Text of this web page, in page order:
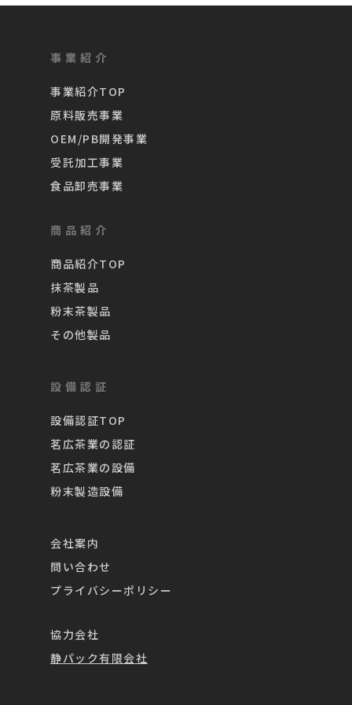
事業紹介
事業紹介TOP
原料販売事業
OEM/PB開発事業
受託加工事業
食品卸売事業
商品紹介
商品紹介TOP
抹茶製品
粉末茶製品
その他製品
設備認証
設備認証TOP
茗広茶業の認証
茗広茶業の設備
粉末製造設備
会社案内
問い合わせ
プライバシーポリシー
協力会社
静パック有限会社